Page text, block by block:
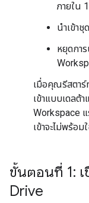
ภายใน
นำเข้า
หยุดกา
เมื่อคุณรีสตาร์
เข้าแบบเดลต้
Workspace
เข้าจะไม่พร้อ
ขั้นตอนที่ 1:
Drive